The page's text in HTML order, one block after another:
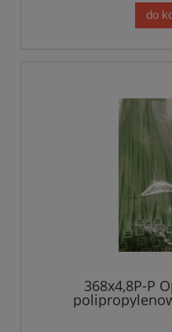
do
368x4,8P-P
odporności